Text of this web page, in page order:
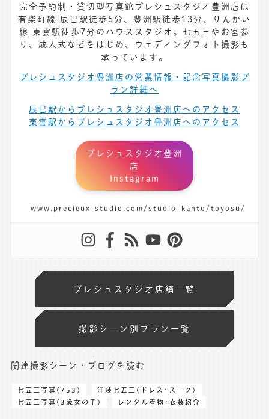
完全予約制・貸切型写真館プレシュスタジオ豊洲店は
有楽町線 辰巳駅徒歩5分、豊洲駅徒歩13分、りんかい
線 東雲駅徒歩7分のハウススタジオ。七五三やお宮参
り、成人式などをはじめ、ウェディングフォト撮影も
承っています。
プレシュスタジオ豊洲店の営業情報・記念写真撮影プ
ラン詳細へ
辰巳駅からプレシュスタジオ豊洲店へのアクセス
東雲駅からプレシュスタジオ豊洲店へのアクセス
プレシュスタジオ豊洲
店
Instagram
www.precieux-studio.com/studio_kanto/toyosu/
プレシュスタジオ店舗一覧
撮影シーン別プラン一覧
関連撮影シーン・ブログを読む
七五三写真(753)
洋装七五三(ドレス･スーツ)
七五三写真(3歳女の子)
レンタル着物･衣装紹介